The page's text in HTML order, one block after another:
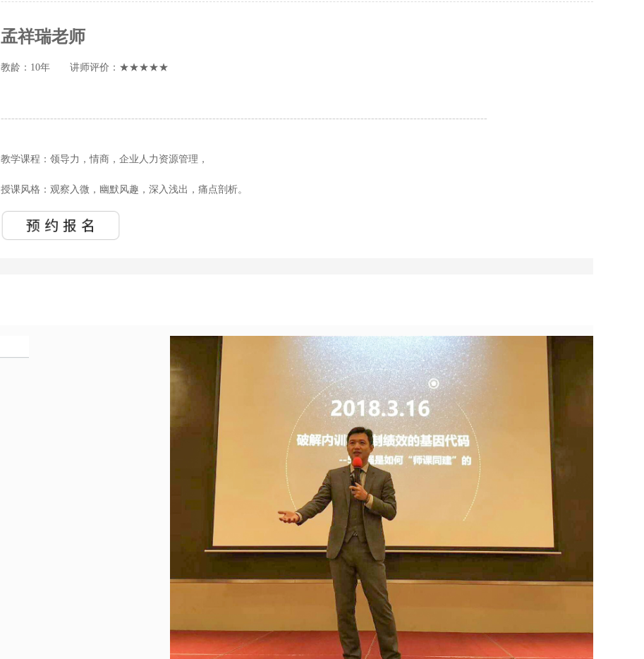
孟祥瑞老师
教龄：10年 讲师评价：★★★★★
------------------------------------------------------------------------------------------------------------------------------------------
教学课程：领导力，情商，企业人力资源管理，
授课风格：观察入微，幽默风趣，深入浅出，痛点剖析。